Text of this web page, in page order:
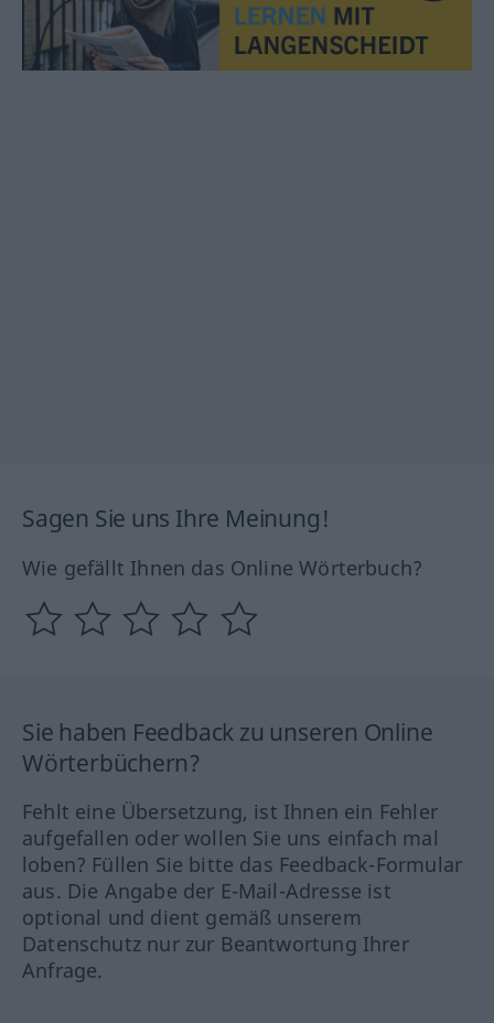
Sagen Sie uns Ihre Meinung!
Wie gefällt Ihnen das Online Wörterbuch?
Sie haben Feedback zu unseren Online
Wörterbüchern?
Fehlt eine Übersetzung, ist Ihnen ein Fehler
aufgefallen oder wollen Sie uns einfach mal
loben? Füllen Sie bitte das Feedback-Formular
aus. Die Angabe der E-Mail-Adresse ist
optional und dient gemäß unserem
Datenschutz nur zur Beantwortung Ihrer
Anfrage.